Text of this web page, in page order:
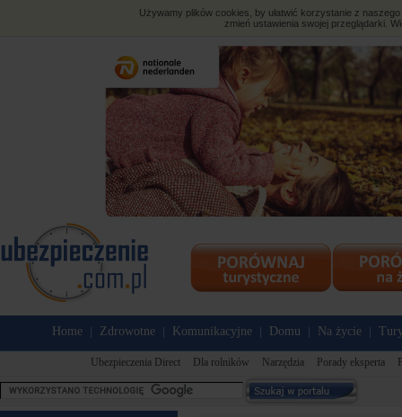
Używamy plików cookies, by ułatwić korzystanie z
zmień ustawienia swojej przeglądarki.
Home Zdrowotne Komunikacyjne Domu Na życie
Ubezpieczenia Direct Dla rolników Narzędzia Porady eksperta